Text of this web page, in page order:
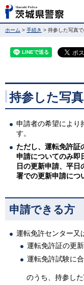
ホーム > 手続き > 持参した写真
持参した写
申請者の希望により
す。
ただし、運転免許証
申請についてのみ即
日の更新申請、平
署での更新申請につ
申請できる方
運転免許センター又
運転免許証の更
運転免許試験に
のうち、持参し